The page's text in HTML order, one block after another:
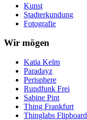
Kunst
Stadterkundung
Fotografie
Wir mögen
Katia Kelm
Paradayz
Perisphere
Rundfunk Frei
Sabine Pint
Thing Frankfurt
Thinglabs Flipboard